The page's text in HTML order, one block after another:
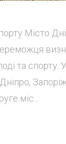
Місто
та
міс...